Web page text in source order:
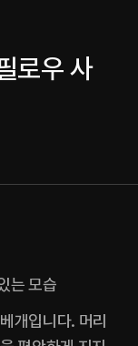
로우 사
개입니다. 머리